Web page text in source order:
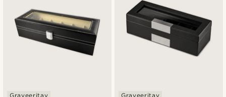
Graveeritav Graveeritav